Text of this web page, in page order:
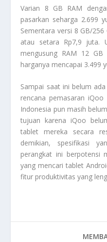
Varian 8 GB RAM
pasarkan seharga 2.699
Sementara versi 8 GB/
atau setara Rp7,9 juta.
mengusung RAM 12
harganya mencapai 3.499
Sampai saat ini belum
rencana pemasaran
Indonesia pun masih
tujuan karena iQoo
tablet mereka secara
demikian, spesifikasi
perangkat ini berpotensi
yang mencari tablet
fitur produktivitas yang